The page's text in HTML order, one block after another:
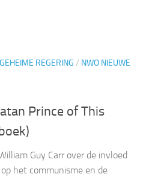
GEHEIME REGERING / NWO NIEUWE
Prince of This
Guy Carr over de invloed
het communisme en de